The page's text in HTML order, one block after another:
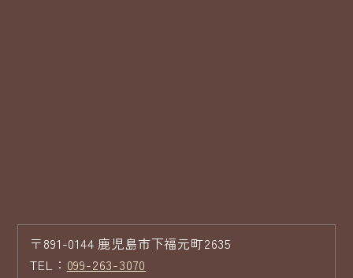
〒891-0144 鹿児島市下福元町2635
TEL： 099-263-3070